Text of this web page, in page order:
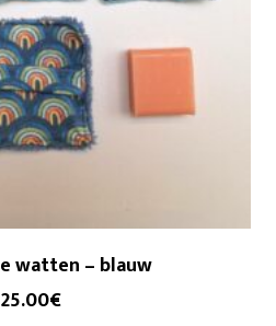
watten – blauw
25.00€